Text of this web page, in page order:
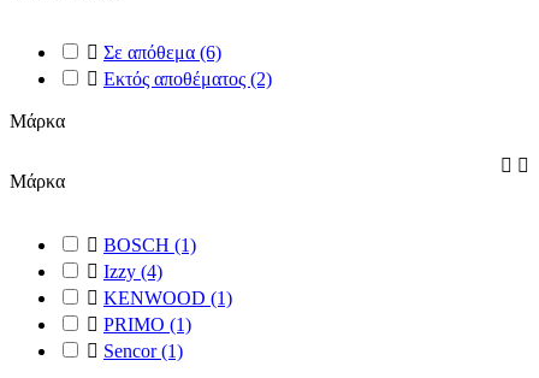
 Σε απόθεμα (6)
 Εκτός αποθέματος (2)
Μάρκα
Μάρκα
 
 BOSCH (1)
 Izzy (4)
 KENWOOD (1)
 PRIMO (1)
 Sencor(1)